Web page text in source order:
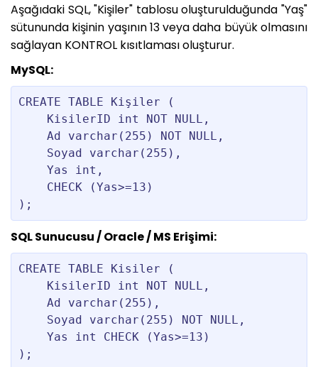
Aşağıdaki SQL, "Kişiler" tablosu oluşturulduğunda "Yaş"
sütununda kişinin yaşının 13 veya daha büyük olmasını
sağlayan KONTROL kısıtlaması oluşturur.
MySQL:
CREATE TABLE Kişiler (
SQL Sunucusu / Oracle / MS Erişimi:
CREATE TABLE Kisiler (